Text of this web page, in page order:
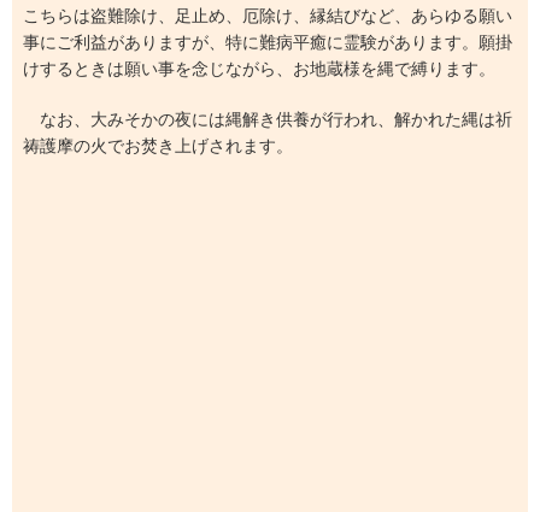
こちらは盗難除け、足止め、厄除け、縁結びなど、あらゆる願い
事にご利益がありますが、特に難病平癒に霊験があります。願掛
けするときは願い事を念じながら、お地蔵様を縄で縛ります。
なお、大みそかの夜には縄解き供養が行われ、解かれた縄は祈
祷護摩の火でお焚き上げされます。